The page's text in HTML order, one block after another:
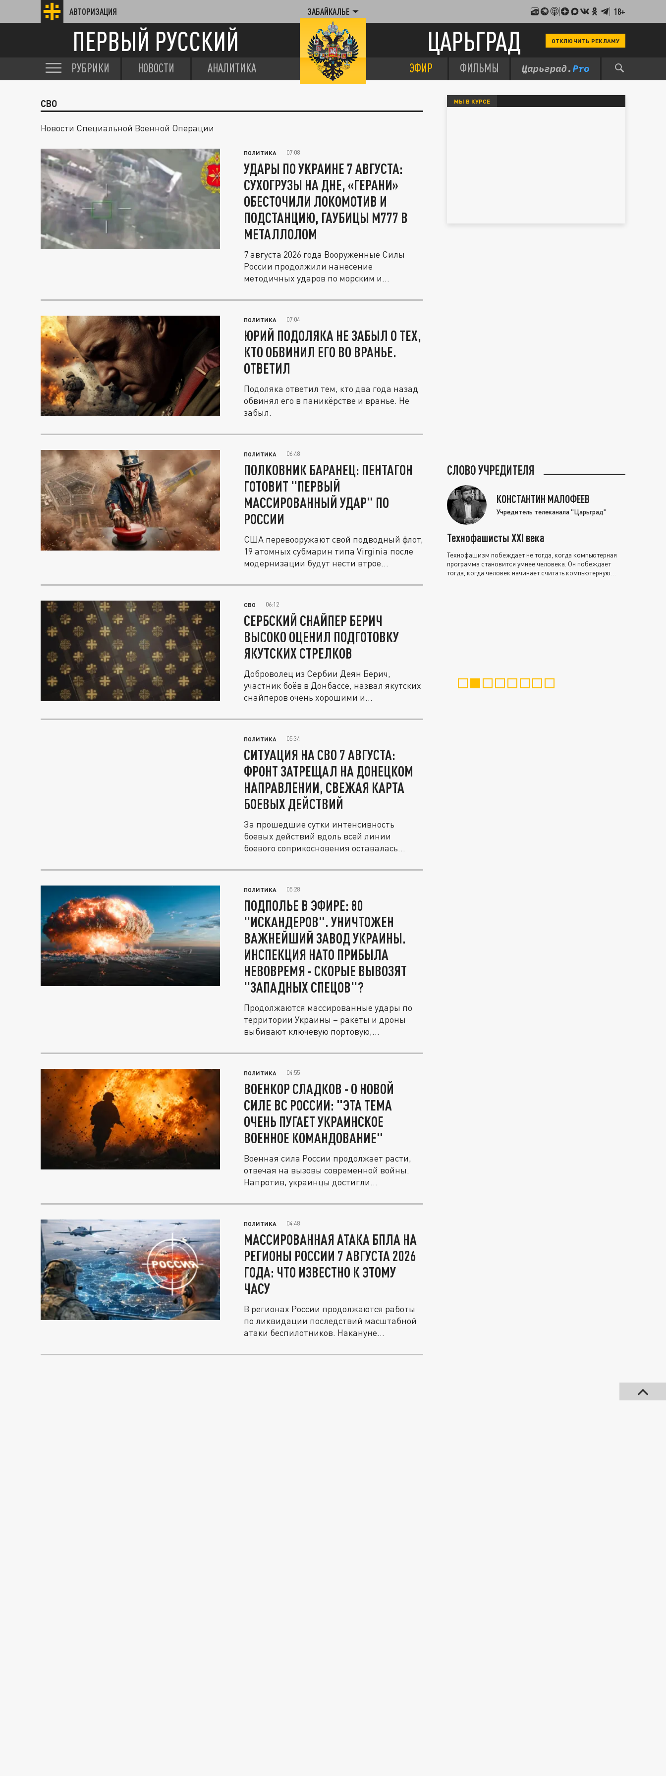
АВТОРИЗАЦИЯ ЗАБАЙКАЛЬЕ 18+
ПЕРВЫЙ РУССКИЙ ЦАРЬГРАД ОТКЛЮЧИТЬ РЕКЛАМУ
РУБРИКИ НОВОСТИ АНАЛИТИКА ЭФИР ФИЛЬМЫ
СВО
Новости Специальной Военной Операции
ПОЛИТИКА 07:08
УДАРЫ ПО УКРАИНЕ 7 АВГУСТА:
СУХОГРУЗЫ НА ДНЕ, «ГЕРАНИ»
ОБЕСТОЧИЛИ ЛОКОМОТИВ И
ПОДСТАНЦИЮ, ГАУБИЦЫ М777 В
МЕТАЛЛОЛОМ
7 августа 2026 года Вооруженные Силы
России продолжили нанесение
методичных ударов по морским и...
ПОЛИТИКА 07:04
ЮРИЙ ПОДОЛЯКА НЕ ЗАБЫЛ О ТЕХ,
КТО ОБВИНИЛ ЕГО ВО ВРАНЬЕ.
ОТВЕТИЛ
Подоляка ответил тем, кто два года назад
обвинял его в паникёрстве и вранье. Не
забыл.
ПОЛИТИКА 06:48
ПОЛКОВНИК БАРАНЕЦ: ПЕНТАГОН
ГОТОВИТ "ПЕРВЫЙ
МАССИРОВАННЫЙ УДАР" ПО
РОССИИ
США перевооружают свой подводный флот,
19 атомных субмарин типа Virginia после
модернизации будут нести втрое...
СВО 06:12
СЕРБСКИЙ СНАЙПЕР БЕРИЧ
ВЫСОКО ОЦЕНИЛ ПОДГОТОВКУ
ЯКУТСКИХ СТРЕЛКОВ
Доброволец из Сербии Деян Берич,
участник боёв в Донбассе, назвал якутских
снайперов очень хорошими и...
ПОЛИТИКА 05:34
СИТУАЦИЯ НА СВО 7 АВГУСТА:
ФРОНТ ЗАТРЕЩАЛ НА ДОНЕЦКОМ
НАПРАВЛЕНИИ, СВЕЖАЯ КАРТА
БОЕВЫХ ДЕЙСТВИЙ
За прошедшие сутки интенсивность
боевых действий вдоль всей линии
боевого соприкосновения оставалась
ПОЛИТИКА 05:28
ПОДПОЛЬЕ В ЭФИРЕ: 80
"ИСКАНДЕРОВ". УНИЧТОЖЕН
ВАЖНЕЙШИЙ ЗАВОД УКРАИНЫ.
ИНСПЕКЦИЯ НАТО ПРИБЫЛА
НЕВОВРЕМЯ - СКОРЫЕ ВЫВОЗЯТ
"ЗАПАДНЫХ СПЕЦОВ"?
Продолжаются массированные удары по
территории Украины – ракеты и дроны
выбивают ключевую портовую,...
ПОЛИТИКА 04:55
ВОЕНКОР СЛАДКОВ - О НОВОЙ
СИЛЕ ВС РОССИИ: "ЭТА ТЕМА
ОЧЕНЬ ПУГАЕТ УКРАИНСКОЕ
ВОЕННОЕ КОМАНДОВАНИЕ"
Военная сила России продолжает расти,
отвечая на вызовы современной войны.
Напротив, украинцы достигли...
ПОЛИТИКА 04:48
МАССИРОВАННАЯ АТАКА БПЛА НА
РЕГИОНЫ РОССИИ 7 АВГУСТА 2026
ГОДА: ЧТО ИЗВЕСТНО К ЭТОМУ
ЧАСУ
В регионах России продолжаются работы
по ликвидации последствий масштабной
атаки беспилотников. Накануне...
МЫ В КУРСЕ
СЛОВО УЧРЕДИТЕЛЯ
КОНСТАНТИН МАЛОФЕЕВ
Учредитель телеканала "Царьград"
Технофашисты XXI века
Технофашизм побеждает не тогда, когда компьютерная
программа становится умнее человека. Он побеждает
тогда, когда человек начинает считать компьютерную